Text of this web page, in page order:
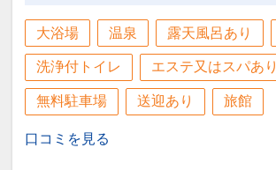
大浴場 温泉 露天風呂あり
洗浄付トイレ エステ又はスパあり
無料駐車場 送迎あり 旅館
口コミを見る